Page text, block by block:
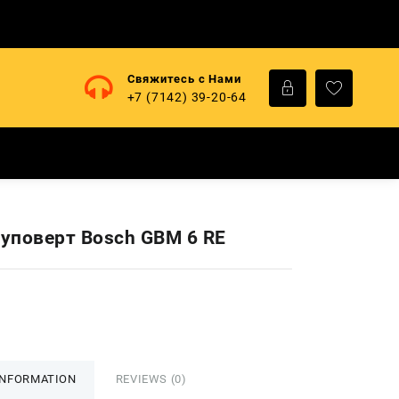
Свяжитесь с Нами
+7 (7142) 39-20-64
Bosch GBM 6 RE
REVIEWS (0)